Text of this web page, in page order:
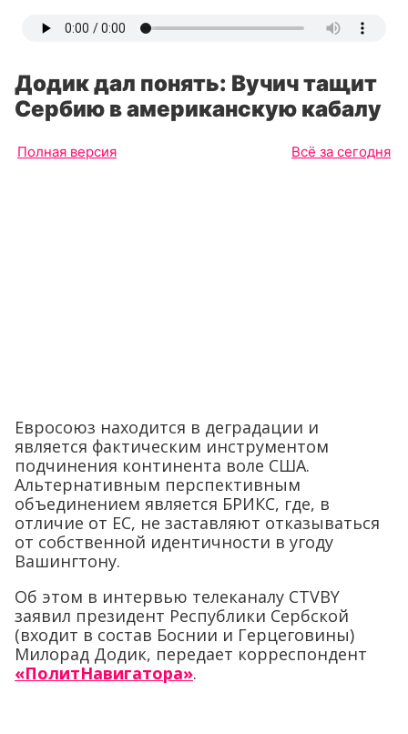
Додик дал понять: Вучич тащит
Сербию в американскую кабалу
Полная версия Всё за сегодня
Евросоюз находится в деградации и
является фактическим инструментом
подчинения континента воле США.
Альтернативным перспективным
объединением является БРИКС, где, в
отличие от ЕС, не заставляют отказываться
от собственной идентичности в угоду
Вашингтону.
Об этом в интервью телеканалу СTVBY
заявил президент Республики Сербской
(входит в состав Боснии и Герцеговины)
Милорад Додик, передает корреспондент
«ПолитНавигатора».